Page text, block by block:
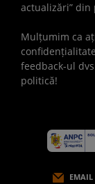
actualizări” din
Mulțumim ca
feedback-ul
politică!
EMAIL